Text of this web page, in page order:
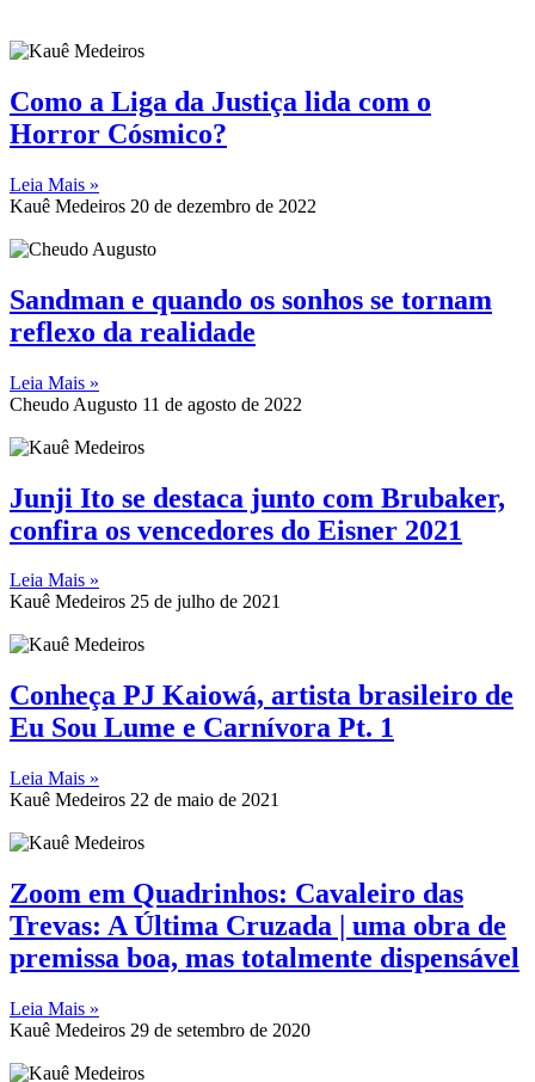
Como a Liga da Justiça lida com o
Horror Cósmico?
Leia Mais »
Kauê Medeiros 20 de dezembro de 2022
Sandman e quando os sonhos se tornam
reflexo da realidade
Leia Mais »
Cheudo Augusto 11 de agosto de 2022
Junji Ito se destaca junto com Brubaker,
confira os vencedores do Eisner 2021
Leia Mais »
Kauê Medeiros 25 de julho de 2021
Conheça PJ Kaiowá, artista brasileiro de
Eu Sou Lume e Carnívora Pt. 1
Leia Mais »
Kauê Medeiros 22 de maio de 2021
Zoom em Quadrinhos: Cavaleiro das
Trevas: A Última Cruzada | uma obra de
premissa boa, mas totalmente dispensável
Leia Mais »
Kauê Medeiros 29 de setembro de 2020